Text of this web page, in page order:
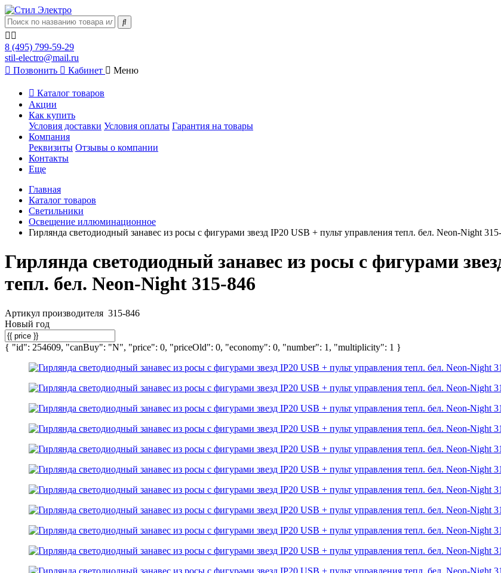
8 (495) 799-59-29
stil-electro@mail.ru
Позвонить
Кабинет Меню
Каталог товаров
Акции
Как купить
Условия доставки Условия оплаты Гарантия на товары
Компания
Реквизиты Отзывы о компании
Контакты
Еще
Главная
Каталог товаров
Светильники
Освещение иллюминационное
Гирлянда светодиодный занавес из росы с фигурами звезд IP20 USB + пульт управления тепл. бел. Neon-Night
Гирлянда светодиодный занавес из росы с фигурами
тепл. бел. Neon-Night 315-846
Артикул производителя 315-846
Новый год
{ "id": 254609, "canBuy": "N", "price": 0, "priceOld": 0, "economy": 0, "number": 1, "multiplicity": 1 }